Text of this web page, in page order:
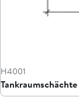
H4001
Tankraumschächte